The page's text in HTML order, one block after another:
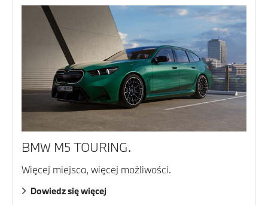
BMW M5 TOURING.
Więcej miejsca, więcej możliwości.
Dowiedz się więcej